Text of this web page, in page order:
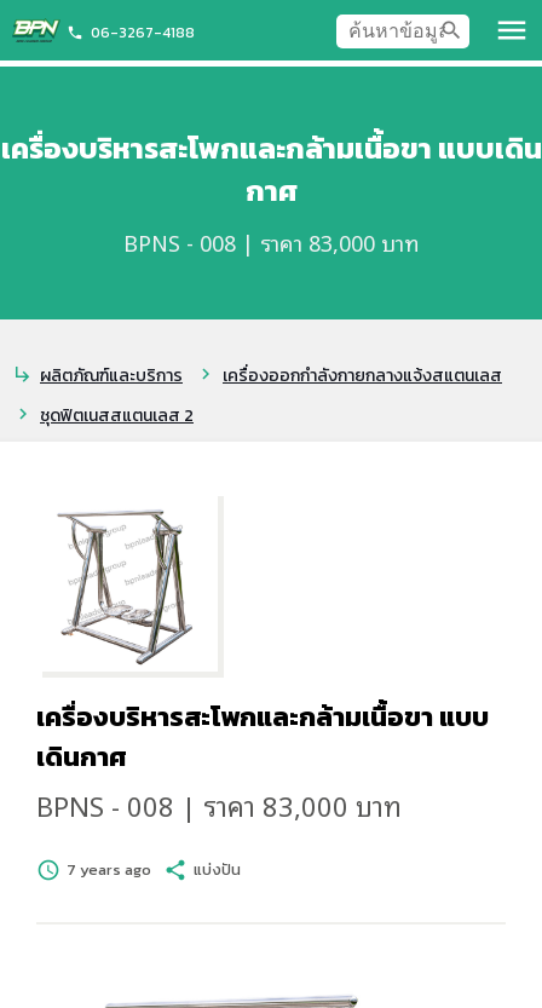
phone 06-3267-4188 menu
search
เครื่องบริหารสะโพกและกล้ามเนื้อขา แบบเดิน
กาศ
BPNS - 008 | ราคา 83,000 บาท
subdirectory_arrow_right ผลิตภัณฑ์และบริการ chevron_right เครื่องออกกำลังกายกลางแจ้งสแตนเลส
chevron_right ชุดฟิตเนสสแตนเลส 2
เครื่องบริหารสะโพกและกล้ามเนื้อขา แบบ
เดินกาศ
BPNS - 008 | ราคา 83,000 บาท
schedule 7 years ago share แบ่งปัน